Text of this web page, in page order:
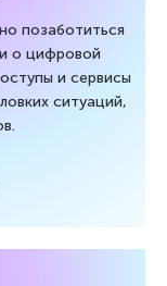
позаботиться
о цифровой
и сервисы
ситуаций,